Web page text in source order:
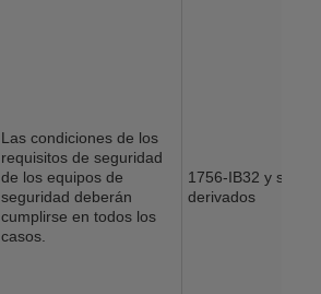
Las condiciones de los
requisitos de seguridad
de los equipos de
seguridad deberán
cumplirse en todos los
casos.
1756-IB32 y sus
derivados